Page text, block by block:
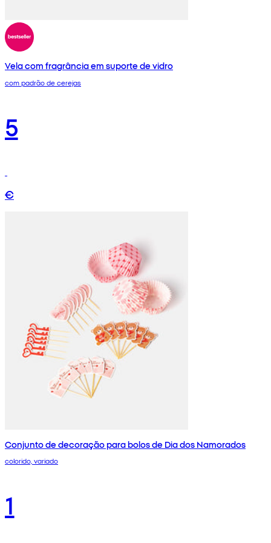
Vela com fragrância em suporte de vidro
com padrão de cerejas
5
€
Conjunto de decoração para bolos de Dia dos Namorados
colorido, variado
1